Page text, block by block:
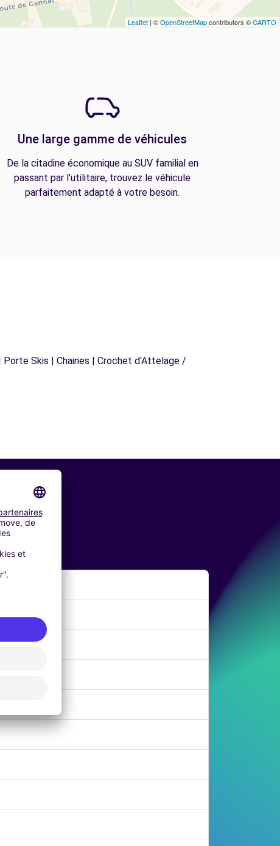
Leaflet | ©OpenStreetMapcontributors ©CARTO
Une large gamme de véhicules
De la citadine économique au SUV familial en
passant par l'utilitaire, trouvez le véhicule
parfaitement adapté à votre besoin.
Skis | Chaines | Crochet d'Attelage /